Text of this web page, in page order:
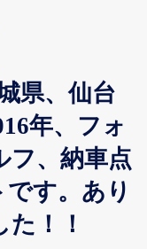
県、仙台
年、フォ
フ、納車点
す。あり
！！